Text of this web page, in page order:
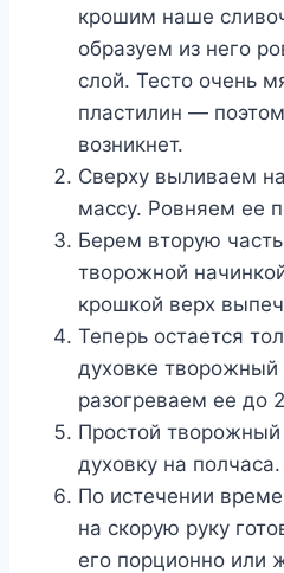
крошим наше
образуем из него
слой. Тесто очень
пластилин —
возникнет.
Сверху выливаем
массу. Ровняем ее
Берем вторую
творожной
крошкой верх
Теперь остается
духовке творожный
разогреваем ее до
Простой
духовку на полчаса.
По истечении
на скорую руку
его порционно или